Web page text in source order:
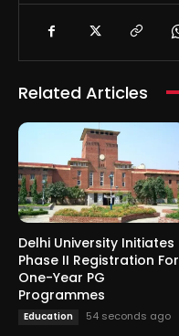
Related Articles
Delhi University Initiates
Phase II Registration For
One-Year PG
Programmes
Education 54 seconds ago